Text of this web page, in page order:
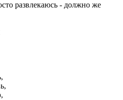
развлекаюсь - должно же